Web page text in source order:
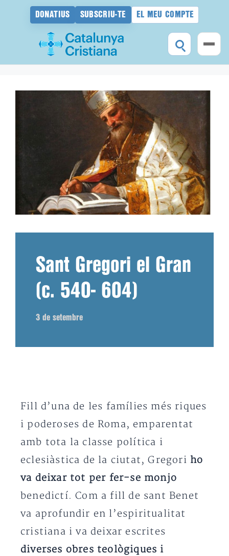
DONATIUS SUBSCRIU-TE EL MEU COMPTE
Sant Gregori el Gran
(c. 540- 604)
3 de setembre
Fill d’una de les famílies més riques
i poderoses de Roma, emparentat
amb tota la classe política i
eclesiàstica de la ciutat, Gregori ho
va deixar tot per fer-se monjo
benedictí. Com a fill de sant Benet
va aprofundir en l’espiritualitat
cristiana i va deixar escrites
diverses obres teològiques i